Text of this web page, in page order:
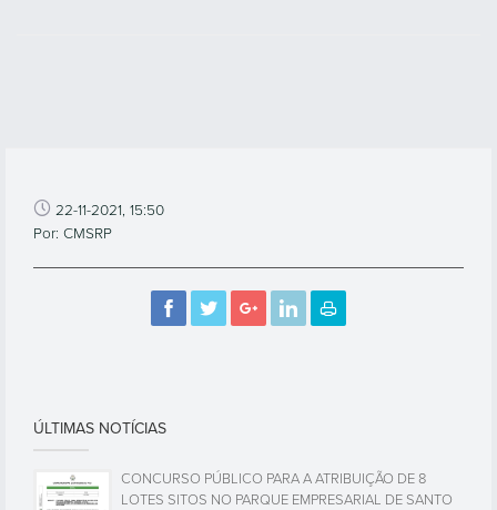
22-11-2021, 15:50
Por: CMSRP
ÚLTIMAS NOTÍCIAS
CONCURSO PÚBLICO PARA A ATRIBUIÇÃO DE 8
LOTES SITOS NO PARQUE EMPRESARIAL DE SANTO